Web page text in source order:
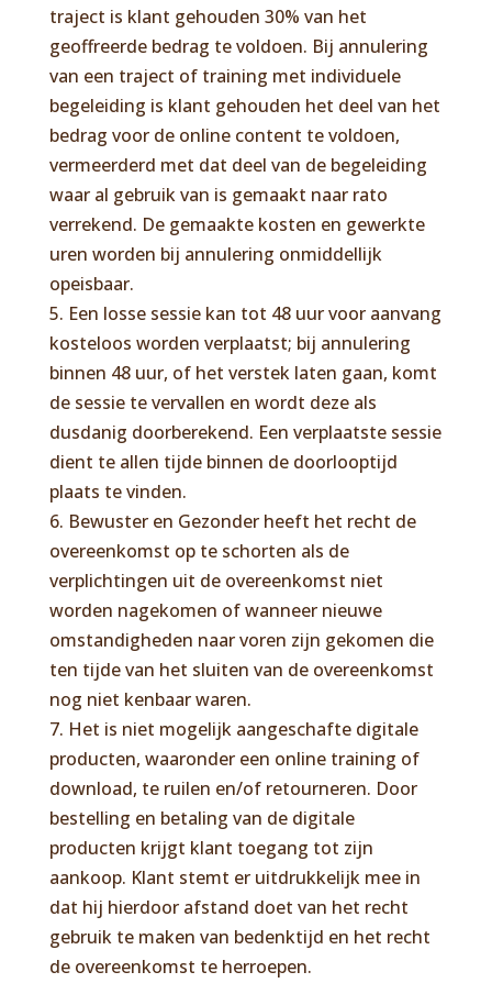
traject is klant gehouden 30% van het
geoffreerde bedrag te voldoen. Bij annulering
van een traject of training met individuele
begeleiding is klant gehouden het deel van het
bedrag voor de online content te voldoen,
vermeerderd met dat deel van de begeleiding
waar al gebruik van is gemaakt naar rato
verrekend. De gemaakte kosten en gewerkte
uren worden bij annulering onmiddellijk
opeisbaar.
5. Een losse sessie kan tot 48 uur voor aanvang
kosteloos worden verplaatst; bij annulering
binnen 48 uur, of het verstek laten gaan, komt
de sessie te vervallen en wordt deze als
dusdanig doorberekend. Een verplaatste sessie
dient te allen tijde binnen de doorlooptijd
plaats te vinden.
6. Bewuster en Gezonder heeft het recht de
overeenkomst op te schorten als de
verplichtingen uit de overeenkomst niet
worden nagekomen of wanneer nieuwe
omstandigheden naar voren zijn gekomen die
ten tijde van het sluiten van de overeenkomst
nog niet kenbaar waren.
7. Het is niet mogelijk aangeschafte digitale
producten, waaronder een online training of
download, te ruilen en/of retourneren. Door
bestelling en betaling van de digitale
producten krijgt klant toegang tot zijn
aankoop. Klant stemt er uitdrukkelijk mee in
dat hij hierdoor afstand doet van het recht
gebruik te maken van bedenktijd en het recht
de overeenkomst te herroepen.